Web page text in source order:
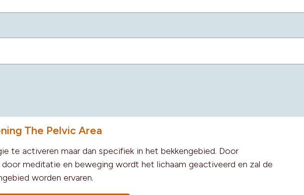
The Pelvic Area
te activeren maar dan specifiek in het bekkengebied. Door
meditatie en beweging wordt het lichaam geactiveerd en zal de
worden ervaren.